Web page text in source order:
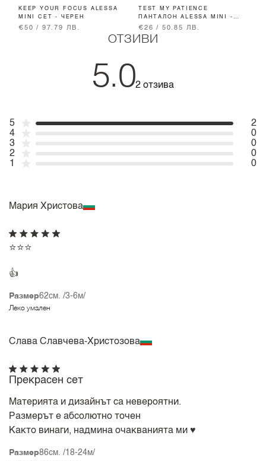
KEEP YOUR FOCUS ALESSA
MINI СЕТ - ЧЕРЕН
€50 / 97.79 ЛВ.
TEST MY PATIENCE
ПАНТАЛОН ALESSA MINI -
PINK
€26 / 50.85 ЛВ.
ОТЗИВИ
5.02 отзива
5
2
4
0
3
0
2
0
1
0
Мария Христова
Размер62см. /3-6м/
Леко умален
⭐️⭐️⭐️
👍
Слава Славчева-Христозова
Размер86см. /18-24м/
Прекрасен сет
Материята и дизайнът са невероятни.
Размерът е абсолютно точен
Както винаги, надмина очакванията ми ♥️